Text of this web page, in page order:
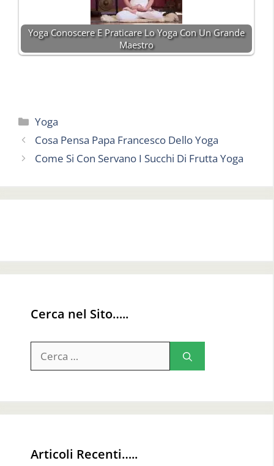
Yoga Conoscere E Praticare Lo Yoga Con Un Grande
Maestro
Categorie
Yoga
Cosa Pensa Papa Francesco Dello Yoga
Come Si Con Servano I Succhi Di Frutta Yoga
Cerca nel Sito…..
per:
Articoli Recenti…..